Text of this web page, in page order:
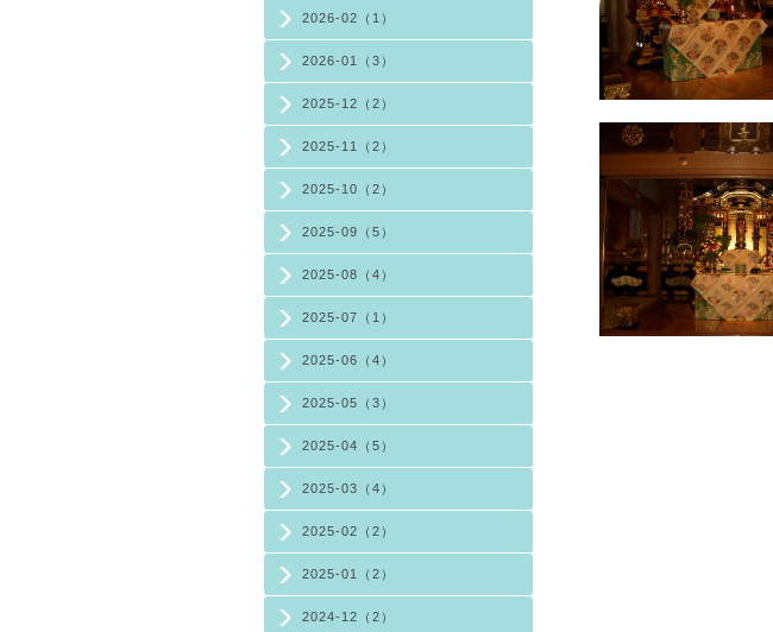
2026-02（1）
2026-01（3）
2025-12（2）
2025-11（2）
2025-10（2）
2025-09（5）
2025-08（4）
2025-07（1）
2025-06（4）
2025-05（3）
2025-04（5）
2025-03（4）
2025-02（2）
2025-01（2）
2024-12（2）